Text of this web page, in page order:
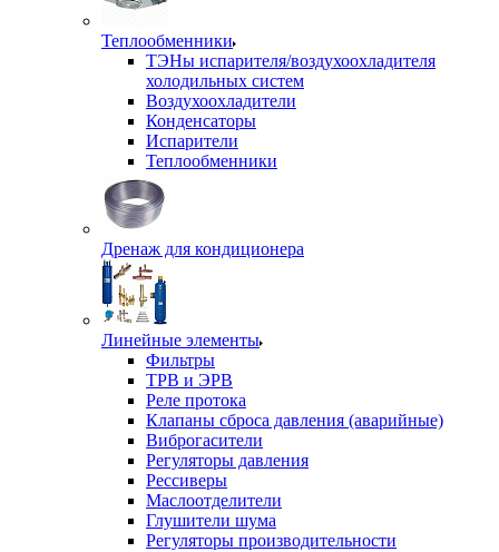
Теплообменники
ТЭНы испарителя/воздухоохладителя
холодильных систем
Воздухоохладители
Конденсаторы
Испарители
Теплообменники
Дренаж для кондиционера
Линейные элементы
Фильтры
ТРВ и ЭРВ
Реле протока
Клапаны сброса давления (аварийные)
Виброгасители
Регуляторы давления
Рессиверы
Маслоотделители
Глушители шума
Регуляторы производительности